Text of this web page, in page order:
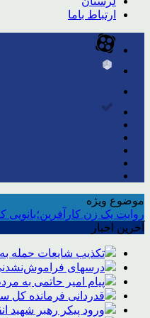
ارتباط باما
موضوع ویژه
روایت یک زن کارآفرین؛بانویی
آخرین اخبار
تکذیب شایعات حمله به
درسهای
پیام امیر حاتمی به
قدردانی فرمانده کل
ورود پیکر رهبر شهید